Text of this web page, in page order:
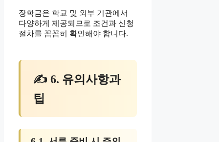
장학금은 학교 및 외부 기관에서
다양하게 제공되므로 조건과 신청
절차를 꼼꼼히 확인해야 합니다.
✍ 6. 유의사항과
팁